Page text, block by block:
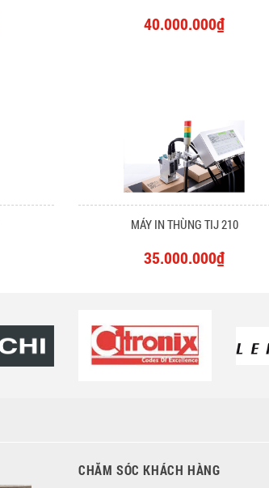
40.000.000₫
MÁY IN THÙNG TIJ 210
35.000.000₫
CHĂM SÓC KHÁCH HÀNG